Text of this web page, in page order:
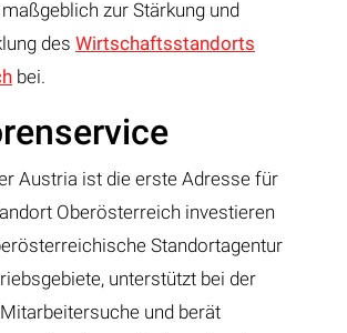
zur Stärkung und
des Wirtschaftsstandorts
bei.
Austria ist die erste Adresse für
Oberösterreich investieren
Standortagentur
unterstützt bei der
und berät